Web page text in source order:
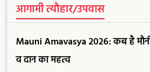
आगामी त्यौहार/उपवास
Mauni Amavasya 2026: कब है
व दान का महत्व